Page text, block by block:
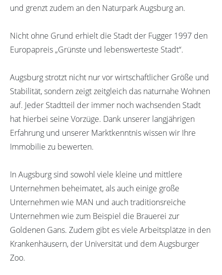
und grenzt zudem an den Naturpark Augsburg an.
Nicht ohne Grund erhielt die Stadt der Fugger 1997 den
Europapreis „Grünste und lebenswerteste Stadt“.
Augsburg strotzt nicht nur vor wirtschaftlicher Größe und
Stabilität, sondern zeigt zeitgleich das naturnahe Wohnen
auf. Jeder Stadtteil der immer noch wachsenden Stadt
hat hierbei seine Vorzüge. Dank unserer langjährigen
Erfahrung und unserer Marktkenntnis wissen wir Ihre
Immobilie zu bewerten.
In Augsburg sind sowohl viele kleine und mittlere
Unternehmen beheimatet, als auch einige große
Unternehmen wie MAN und auch traditionsreiche
Unternehmen wie zum Beispiel die Brauerei zur
Goldenen Gans. Zudem gibt es viele Arbeitsplätze in den
Krankenhäusern, der Universität und dem Augsburger
Zoo.